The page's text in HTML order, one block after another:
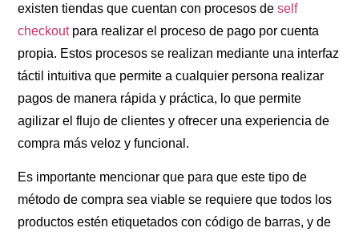
existen tiendas que cuentan con procesos deself
checkoutpara realizar el proceso de pago por cuenta
propia. Estos procesos se realizan mediante una interfaz
táctil intuitiva que permite a cualquier persona realizar
pagos de manera rápida y práctica, lo que permite
agilizar el flujo de clientes y ofrecer una experiencia de
compra más veloz y funcional.
Es importante mencionar que para que este tipo de
método de compra sea viable se requiere que todos los
productos estén etiquetados con código de barras, y de